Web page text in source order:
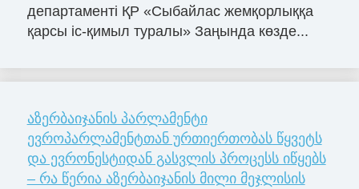
департаменті ҚР «Сыбайлас жемқорлыққа
қарсы іс-қимыл туралы» Заңында көзде...
აზერბაიჯანის პარლამენტი
ევროპარლამენტთან ურთიერთობას წყვეტს
და ევრონესტიდან გასვლის პროცესს იწყებს
– რა წერია აზერბაიჯანის მილი მეჯლისის